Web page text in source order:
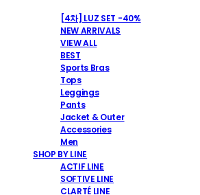
[4차] LUZ SET -40%
NEW ARRIVALS
VIEW ALL
BEST
Sports Bras
Tops
Leggings
Pants
Jacket & Outer
Accessories
Men
SHOP BY LINE
ACTIF LINE
SOFTIVE LINE
CLARTÉ LINE